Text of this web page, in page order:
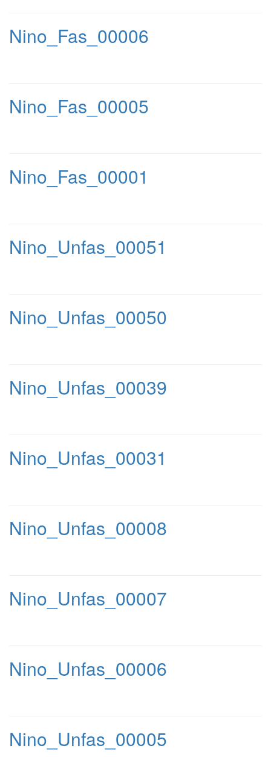
Nino_Fas_00006
Nino_Fas_00005
Nino_Fas_00001
Nino_Unfas_00051
Nino_Unfas_00050
Nino_Unfas_00039
Nino_Unfas_00031
Nino_Unfas_00008
Nino_Unfas_00007
Nino_Unfas_00006
Nino_Unfas_00005